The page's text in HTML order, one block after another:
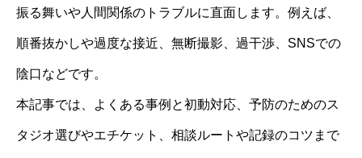
振る舞いや人間関係のトラブルに直面します。例えば、
順番抜かしや過度な接近、無断撮影、過干渉、SNSでの
陰口などです。
本記事では、よくある事例と初動対応、予防のためのス
タジオ選びやエチケット、相談ルートや記録のコツまで